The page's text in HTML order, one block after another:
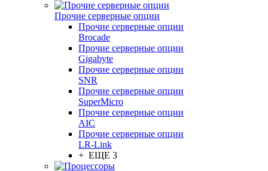
Прочие серверные опции
Прочие серверные опции
Brocade
Прочие серверные опции
Gigabyte
Прочие серверные опции
SNR
Прочие серверные опции
SuperMicro
Прочие серверные опции
AIC
Прочие серверные опции
LR-Link
+ ЕЩЕ 3